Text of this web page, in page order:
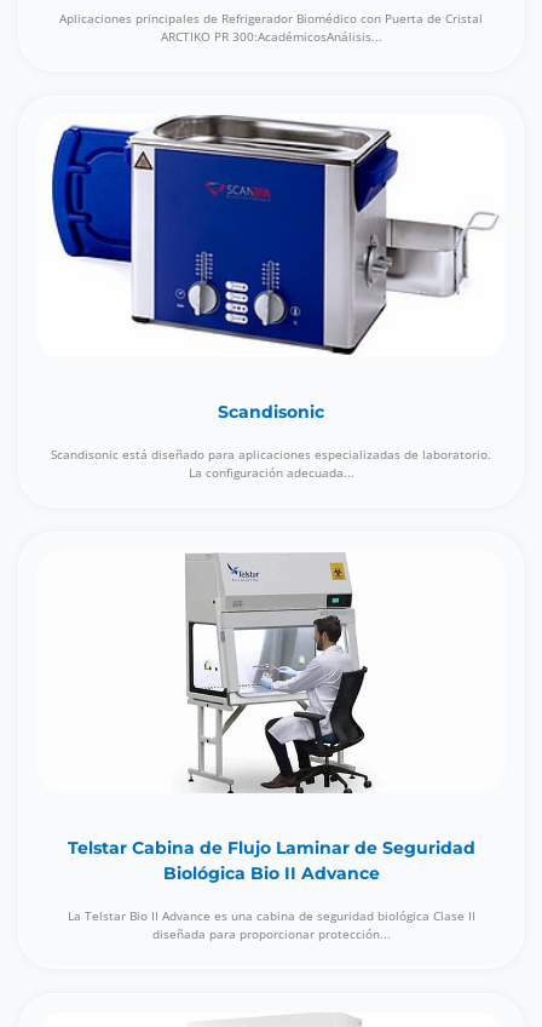
Aplicaciones principales de Refrigerador Biomédico con Puerta de Cristal
ARCTIKO PR 300:AcadémicosAnálisis...
Scandisonic
Scandisonic está diseñado para aplicaciones especializadas de laboratorio.
La configuración adecuada...
Telstar Cabina de Flujo Laminar de Seguridad
Biológica Bio II Advance
La Telstar Bio II Advance es una cabina de seguridad biológica Clase II
diseñada para proporcionar protección...